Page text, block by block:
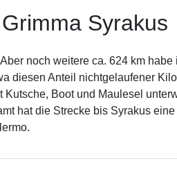
Syrakus
noch weitere ca. 624 km habe
diesen Anteil nichtgelaufener
Kutsche, Boot und Maulesel
hat die Strecke bis Syrakus